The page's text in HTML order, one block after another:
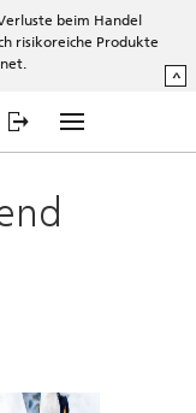
beim Handel
risikoreiche Produkte
^